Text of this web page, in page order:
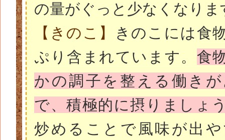
の量がぐっと少なくなりま
【きのこ】
きのこには食
ぷり含まれています。 食
かの調子を整える働き
で、積極的に摂りましょ
炒めることで風味が出